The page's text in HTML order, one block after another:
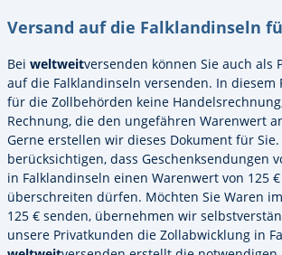
Versand auf die Falklandinseln
Bei weltweitversenden können Sie auch als
auf die Falklandinseln versenden. In diesem
für die Zollbehörden keine
Rechnung, die den ungefähren Warenwert
Gerne erstellen wir dieses Dokument für
berücksichtigen, dass Geschenksendungen
in Falklandinseln einen Warenwert von 125
überschreiten dürfen. Möchten Sie Waren
125 € senden, übernehmen wir
unsere Privatkunden die Zollabwicklung in